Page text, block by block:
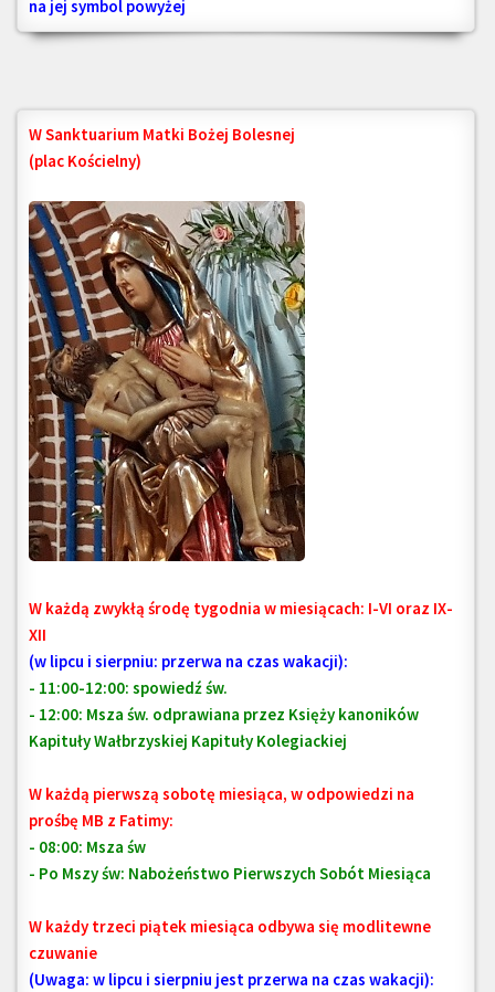
na jej symbol powyżej
W Sanktuarium Matki Bożej Bolesnej
(plac Kościelny)
W każdą zwykłą środę tygodnia w miesiącach: I-VI oraz IX-
XII
(w lipcu i sierpniu: przerwa na czas wakacji):
- 11:00-12:00: spowiedź św.
- 12:00: Msza św. odprawiana przez Księży kanoników
Kapituły Wałbrzyskiej Kapituły Kolegiackiej
W każdą pierwszą sobotę miesiąca, w odpowiedzi na
prośbę MB z Fatimy:
- 08:00: Msza św
- Po Mszy św: Nabożeństwo Pierwszych Sobót Miesiąca
W każdy trzeci piątek miesiąca odbywa się modlitewne
czuwanie
(Uwaga: w lipcu i sierpniu jest przerwa na czas wakacji):